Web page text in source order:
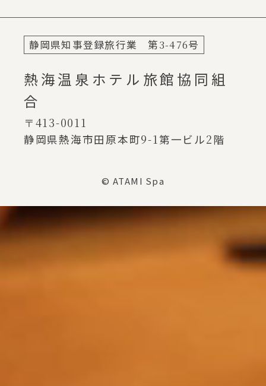
静岡県知事登録旅行業 第3-476号
熱海温泉ホテル旅館協同組
合
〒413-0011
静岡県熱海市田原本町9-1 第一ビル2階
© ATAMI Spa